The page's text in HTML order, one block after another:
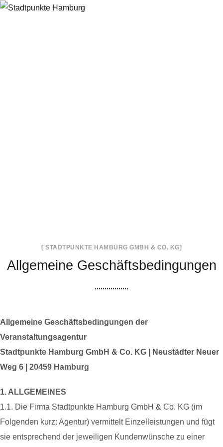
[ STADTPUNKTE HAMBURG GMBH & CO. KG]
Allgemeine Geschäftsbedingungen
Allgemeine Geschäftsbedingungen der
Veranstaltungsagentur
Stadtpunkte Hamburg GmbH & Co. KG | Neustädter Neuer
Weg 6 | 20459 Hamburg
1. ALLGEMEINES
1.1. Die Firma Stadtpunkte Hamburg GmbH & Co. KG (im
Folgenden kurz: Agentur) vermittelt Einzelleistungen und fügt
sie entsprechend der jeweiligen Kundenwünsche zu einer